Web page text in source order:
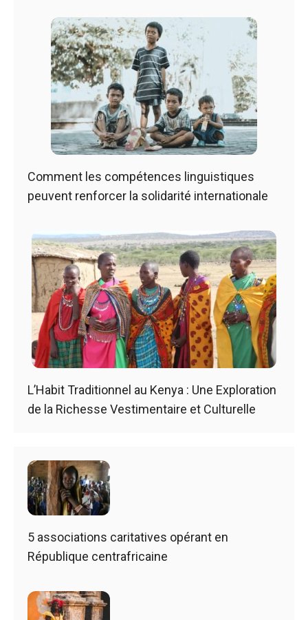
Comment les compétences linguistiques
peuvent renforcer la solidarité internationale
L’Habit Traditionnel au Kenya : Une Exploration
de la Richesse Vestimentaire et Culturelle
5 associations caritatives opérant en
République centrafricaine